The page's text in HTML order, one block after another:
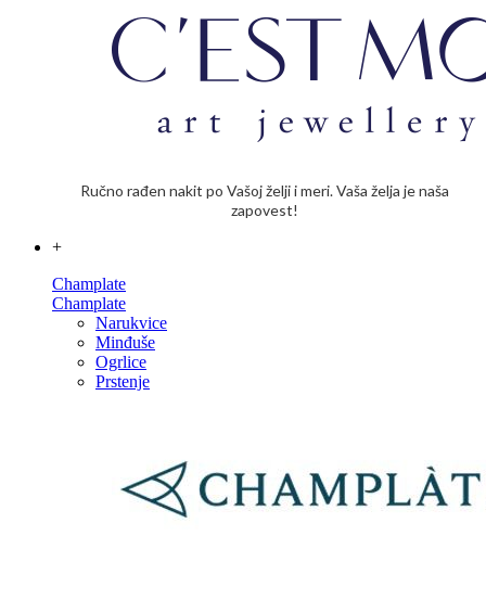
Ručno rađen nakit po Vašoj želji i meri. Vaša želja je naša
zapovest!
+
Champlate
Champlate
Narukvice
Minđuše
Ogrlice
Prstenje